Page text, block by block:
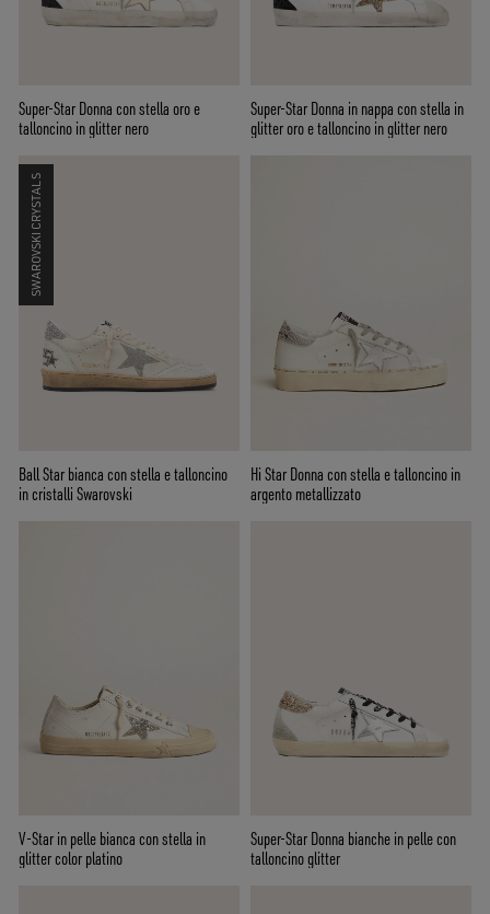
Super-Star Donna con stella oro e
talloncino in glitter nero
Super-Star Donna in nappa con stella in
glitter oro e talloncino in glitter nero
SWAROVSKI CRYSTALS
Ball Star bianca con stella e talloncino
in cristalli Swarovski
Hi Star Donna con stella e talloncino in
argento metallizzato
V-Star in pelle bianca con stella in
glitter color platino
Super-Star Donna bianche in pelle con
talloncino glitter